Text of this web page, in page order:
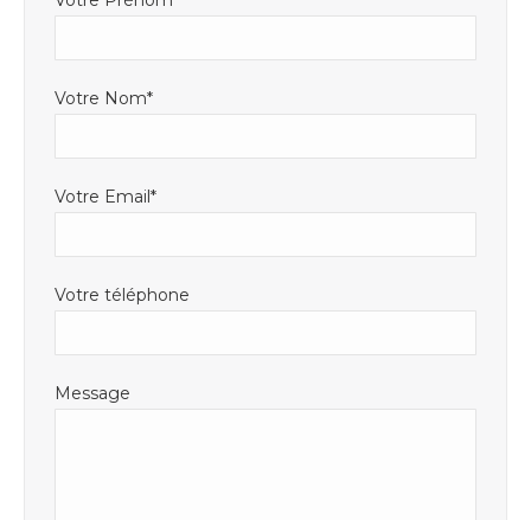
fenêtrefenêtrenouvelle
Votre Nom*
Votre Email*
Votre téléphone
Message